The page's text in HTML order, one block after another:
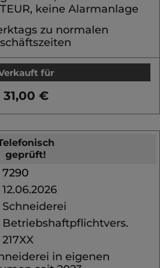
keine Alarmanlage
zu normalen
für
31,00 €
geprüft!
7290
12.06.2026
Schneiderei
Betriebshaftpflichtvers.
217XX
in eigenen